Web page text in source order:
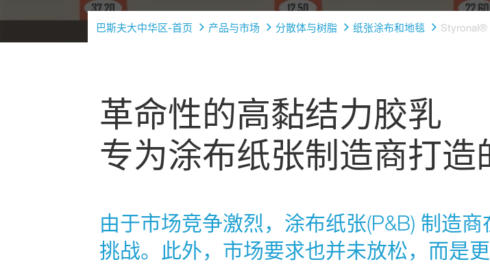
巴斯夫大中华区-首页 产品与市场 分散体与树脂 纸张涂布和地毯 Styronal®
革命性的高黏结力胶乳
专为涂布纸张制造商打
由于市场竞争激烈，涂布纸张(P&B) 制造
挑战。此外，市场要求也并未放松，而是